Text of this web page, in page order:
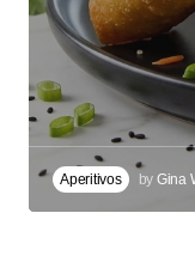
Aperitivos by Gina